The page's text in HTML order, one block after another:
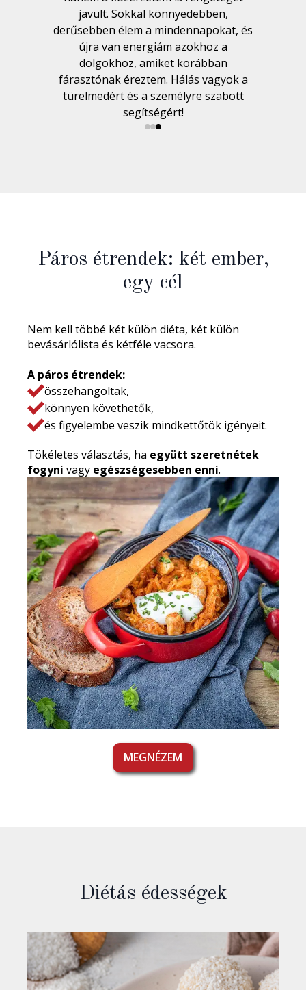
javult. Sokkal könnyedebben,
derűsebben élem a mindennapokat, és
újra van energiám azokhoz a
dolgokhoz, amiket korábban
fárasztónak éreztem. Hálás vagyok a
türelmedért és a személyre szabott
segítségért!
Páros étrendek: két ember,
egy cél
Nem kell többé két külön diéta, két külön
bevásárlólista és kétféle vacsora.
A páros étrendek:
összehangoltak,
könnyen követhetők,
és figyelembe veszik mindkettőtök igényeit.
Tökéletes választás, ha együtt szeretnétek
fogyni vagy egészségesebben enni.
MEGNÉZEM
Diétás édességek